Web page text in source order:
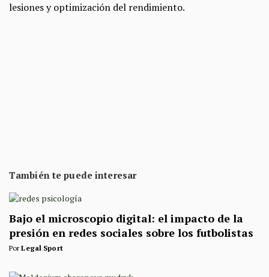
lesiones y optimización del rendimiento.
También te puede interesar
Bajo el microscopio digital: el impacto de la
presión en redes sociales sobre los futbolistas
PorLegal Sport